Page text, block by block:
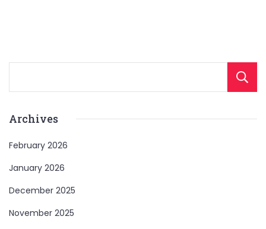
Archives
February 2026
January 2026
December 2025
November 2025